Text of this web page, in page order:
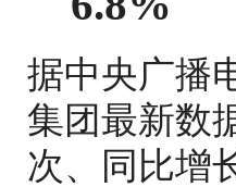
据中央广播
集团最新数
次、同比增